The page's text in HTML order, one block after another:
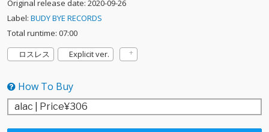
Original release date: 2020-09-26
Label: BUDY BYE RECORDS
Total runtime: 07:00
ロスレス
Explicit ver.
How To Buy